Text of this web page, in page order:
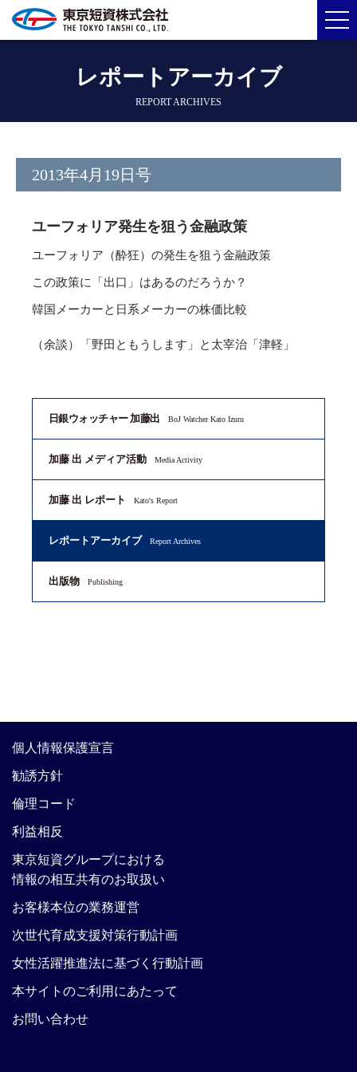
レポートアーカイブ
REPORT ARCHIVES
2013年4月19日号
ユーフォリア発生を狙う金融政策
ユーフォリア（酔狂）の発生を狙う金融政策
この政策に「出口」はあるのだろうか？
韓国メーカーと日系メーカーの株価比較
（余談）「野田ともうします」と太宰治「津軽」
日銀ウォッチャー 加藤出 BoJ Watcher Kato Izuru
加藤 出 メディア活動 Media Activity
加藤 出 レポート Kato's Report
レポートアーカイブ Report Archives
出版物 Publishing
個人情報保護宣言
勧誘方針
倫理コード
利益相反
東京短資グループにおける
情報の相互共有のお取扱い
お客様本位の業務運営
次世代育成支援対策行動計画
女性活躍推進法に基づく行動計画
本サイトのご利用にあたって
お問い合わせ